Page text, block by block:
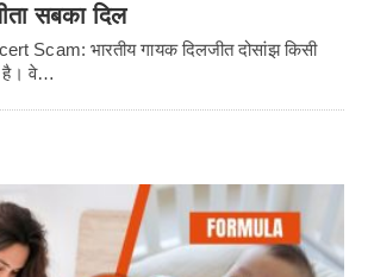
सबका दिल
Scam: भारतीय गायक दिलजीत दोसांझ किसी
है। वे…